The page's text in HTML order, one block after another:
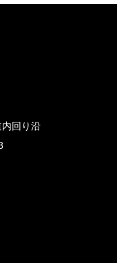
回り沿